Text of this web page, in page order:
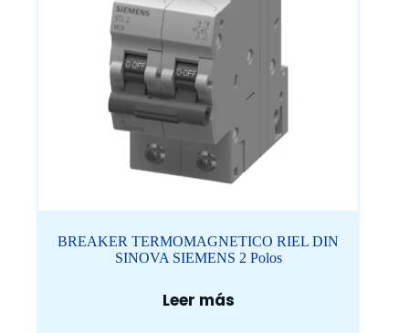
BREAKER TERMOMAGNETICO RIEL DIN
SINOVA SIEMENS 2 Polos
Leer más